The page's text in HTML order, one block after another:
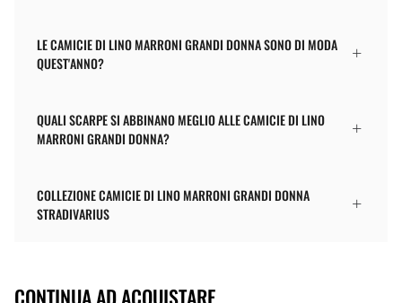
LE CAMICIE DI LINO MARRONI GRANDI DONNA SONO DI MODA
QUEST'ANNO?
QUALI SCARPE SI ABBINANO MEGLIO ALLE CAMICIE DI LINO
MARRONI GRANDI DONNA?
COLLEZIONE CAMICIE DI LINO MARRONI GRANDI DONNA
STRADIVARIUS
CONTINUA AD ACQUISTARE